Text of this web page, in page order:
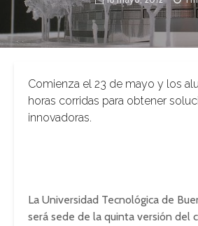
Comienza el 23 de mayo y los
horas corridas para obtener
innovadoras.
La Universidad Tecnológica de
será sede de la quinta versión del